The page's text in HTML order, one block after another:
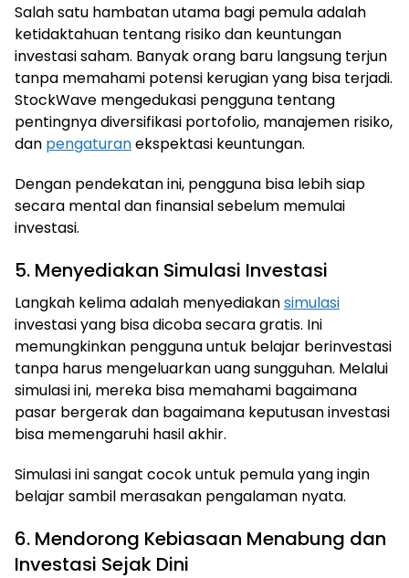
Salah satu hambatan utama bagi pemula adalah
ketidaktahuan tentang risiko dan keuntungan
investasi saham. Banyak orang baru langsung terjun
tanpa memahami potensi kerugian yang bisa terjadi.
StockWave mengedukasi pengguna tentang
pentingnya diversifikasi portofolio, manajemen risiko,
dan pengaturanekspektasi keuntungan.
Dengan pendekatan ini, pengguna bisa lebih siap
secara mental dan finansial sebelum memulai
investasi.
5. Menyediakan Simulasi Investasi
Langkah kelima adalah menyediakansimulasi
investasi yang bisa dicoba secara gratis. Ini
memungkinkan pengguna untuk belajar berinvestasi
tanpa harus mengeluarkan uang sungguhan. Melalui
simulasi ini, mereka bisa memahami bagaimana
pasar bergerak dan bagaimana keputusan investasi
bisa memengaruhi hasil akhir.
Simulasi ini sangat cocok untuk pemula yang ingin
belajar sambil merasakan pengalaman nyata.
6. Mendorong Kebiasaan Menabung dan
Investasi Sejak Dini